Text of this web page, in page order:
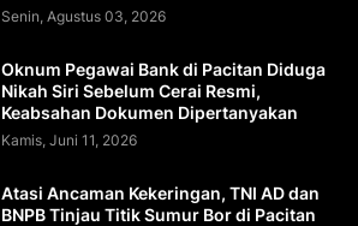
Senin, Agustus 03, 2026
Oknum Pegawai Bank di Pacitan Diduga
Nikah Siri Sebelum Cerai Resmi,
Keabsahan Dokumen Dipertanyakan
Kamis, Juni 11, 2026
Atasi Ancaman Kekeringan, TNI AD dan
BNPB Tinjau Titik Sumur Bor di Pacitan